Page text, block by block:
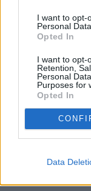
I want to opt-
Personal
Opted In
I want to opt-
Retention,
Personal
Purposes for
Opted In
Data